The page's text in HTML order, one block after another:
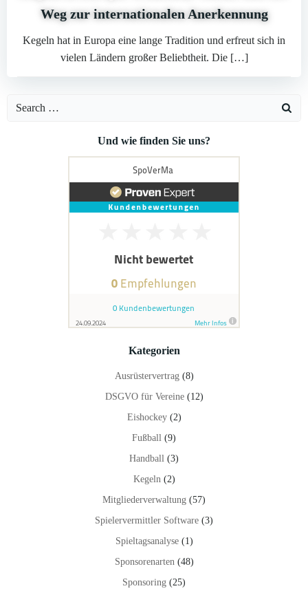
Weg zur internationalen Anerkennung
Kegeln hat in Europa eine lange Tradition und erfreut sich in
vielen Ländern großer Beliebtheit. Die […]
Search
Und wie finden Sie uns?
Kategorien
Ausrüstervertrag(8)
DSGVO für Vereine(12)
Eishockey(2)
Fußball (9)
Handball (3)
Kegeln(2)
Mitgliederverwaltung (57)
Spielervermittler Software (3)
Spieltagsanalyse(1)
Sponsorenarten(48)
Sponsoring (25)